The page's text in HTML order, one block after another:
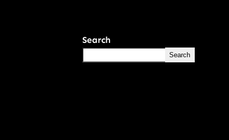
Search
Search